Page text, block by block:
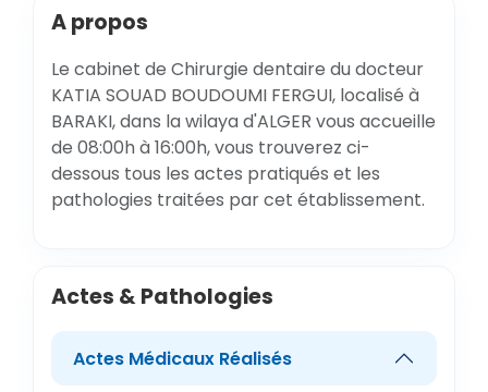
A propos
Le cabinet de Chirurgie dentaire du docteur
KATIA SOUAD BOUDOUMI FERGUI, localisé à
BARAKI, dans la wilaya d'ALGER vous accueille
de 08:00h à 16:00h, vous trouverez ci-
dessous tous les actes pratiqués et les
pathologies traitées par cet établissement.
Actes & Pathologies
Actes Médicaux Réalisés